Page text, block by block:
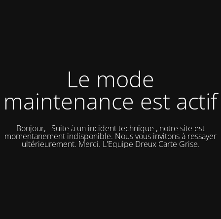
Le mode
maintenance est actif
Bonjour, Suite à un incident technique , notre site est
momentanement indisponible. Nous vous invitons à ressayer
ultérieurement. Merci. L'Equipe Dreux Carte Grise.